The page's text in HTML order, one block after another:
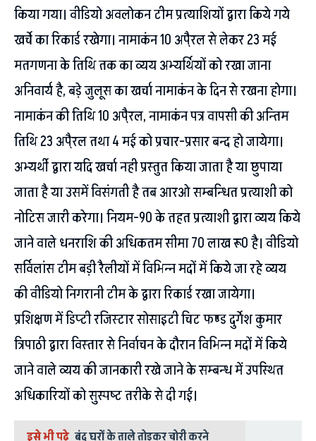
किया गया। वीडियो अवलोकन टीम प्रत्याशियों द्वारा किये गये
खर्चे का रिकार्ड रखेगा। नामाकंन 10 अपै्रल से लेकर 23 मई
मतगणना के तिथि तक का व्यय अभ्यर्थियों को रखा जाना
अनिवार्य है, बड़े जुलूस का खर्चा नामाकंन के दिन से रखना होगा।
नामाकंन की तिथि 10 अपै्रल, नामाकंन पत्र वापसी की अन्तिम
तिथि 23 अपै्रल तथा 4 मई को प्रचार-प्रसार बन्द हो जायेगा।
अभ्यर्थी द्वारा यदि खर्चा नही प्रस्तुत किया जाता है या छुपाया
जाता है या उसमें विसंगती है तब आरओ सम्बन्धित प्रत्याशी को
नोटिस जारी करेगा। नियम-90 के तहत प्रत्याशी द्वारा व्यय किये
जाने वाले धनराशि की अधिकतम सीमा 70 लाख रू0 है। वीडियो
सर्विलांस टीम बड़ी रैलीयों में विभिन्न मदों में किये जा रहे व्यय
की वीडियो निगरानी टीम के द्वारा रिकार्ड रखा जायेगा।
प्रशिक्षण में डिप्टी रजिस्टार सोसाइटी चिट फण्ड दुर्गेश कुमार
त्रिपाठी द्वारा विस्तार से निर्वाचन के दौरान विभिन्न मदों में किये
जाने वाले व्यय की जानकारी रखे जाने के सम्बन्ध में उपस्थित
अधिकारियों को सुस्पष्ट तरीके से दी गई।
इसे भी पढ़े बंद घरों के ताले तोड़कर चोरी करने